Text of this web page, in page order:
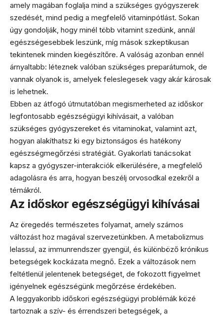
amely magában foglalja mind a szükséges gyógyszerek
szedését, mind pedig a megfelelő vitaminpótlást. Sokan
úgy gondolják, hogy minél több vitamint szedünk, annál
egészségesebbek leszünk, míg mások szkeptikusan
tekintenek minden kiegészítőre. A valóság azonban ennél
árnyaltabb: léteznek valóban szükséges preparátumok, de
vannak olyanok is, amelyek feleslegesek vagy akár károsak
is lehetnek.
Ebben az átfogó útmutatóban megismerheted az időskor
legfontosabb egészségügyi kihívásait, a valóban
szükséges gyógyszereket és vitaminokat, valamint azt,
hogyan alakíthatsz ki egy biztonságos és hatékony
egészségmegőrzési stratégiát. Gyakorlati tanácsokat
kapsz a gyógyszer-interakciók elkerülésére, a megfelelő
adagolásra és arra, hogyan beszélj orvosodkal ezekről a
témákról.
Az időskor egészségügyi kihívásai
Az öregedés természetes folyamat, amely számos
változást hoz magával szervezetünkben. A metabolizmus
lelassul, az immunrendszer gyengül, és különböző krónikus
betegségek kockázata megnő. Ezek a változások nem
feltétlenül jelentenek betegséget, de fokozott figyelmet
igényelnek egészségünk megőrzése érdekében.
A leggyakoribb időskori egészségügyi problémák közé
tartoznak a szív- és érrendszeri betegségek, a